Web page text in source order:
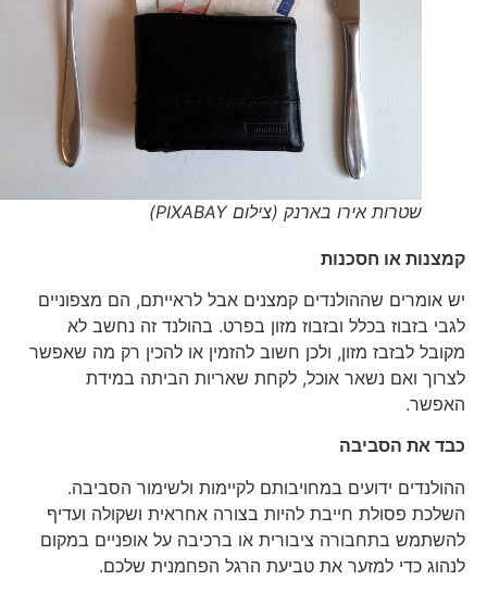
שטרות אירו בארנק (צילום PIXABAY)
קמצנות או חסכנות
יש אומרים שההולנדים קמצנים אבל לראייתם, הם מצפוניים
לגבי בזבוז בכלל ובזבוז מזון בפרט. בהולנד זה נחשב לא
מקובל לבזבז מזון, ולכן חשוב להזמין או להכין רק מה שאפשר
לצרוך ואם נשאר אוכל, לקחת שאריות הביתה במידת
האפשר.
כבד את הסביבה
ההולנדים ידועים במחויבותם לקיימות ולשימור הסביבה.
השלכת פסולת חייבת להיות בצורה אחראית ושקולה ועדיף
להשתמש בתחבורה ציבורית או ברכיבה על אופניים במקום
לנהוג כדי למזער את טביעת הרגל הפחמנית שלכם.